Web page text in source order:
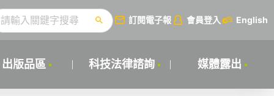
訂閱電子報 會員登入 English
出版品區 科技法律諮詢 媒體露出